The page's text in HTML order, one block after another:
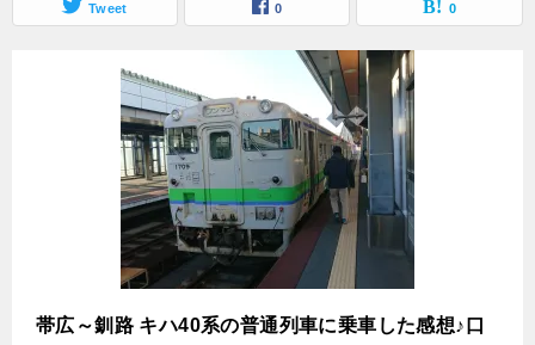
Tweet 0 0
帯広～釧路 キハ40系の普通列車に乗車した感想♪口